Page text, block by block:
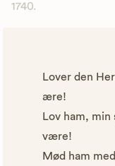
1740.
Lover den
ære!
Lov ham,
være!
Mød ham